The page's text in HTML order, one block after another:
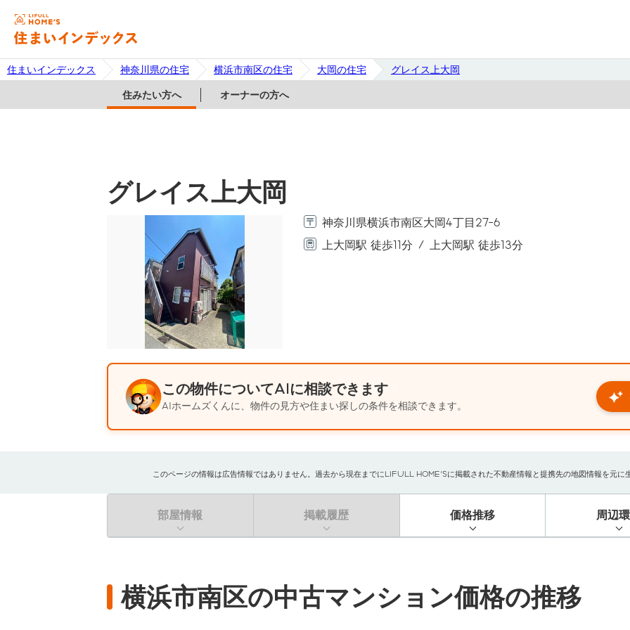
住まいインデックス 神奈川県の住宅 横浜市南区の住宅 大岡の住宅 グレイス上大岡
住みたい方へ オーナーの方へ
グレイス上大岡
神奈川県横浜市南区大岡4丁目27-6
上大岡駅 徒歩11分
上大岡駅 徒歩13分
この物件についてAIに相談できます
AIホームズくんに、物件の見方や住まい探しの条件を相談できます。
このページの情報は広告情報ではありません。過去から現在までにLIFULL HOME'Sに掲載された不動産情報と提携先の地図情報を元
部屋情報 掲載履歴 価格推移 周辺
横浜市南区の中古マンション価格の推移